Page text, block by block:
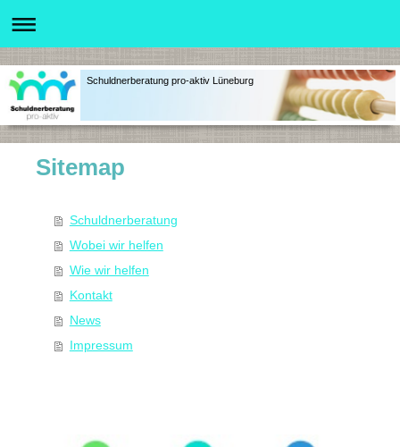
Schuldnerberatung pro-aktiv Lüneburg
Sitemap
Schuldnerberatung
Wobei wir helfen
Wie wir helfen
Kontakt
News
Impressum